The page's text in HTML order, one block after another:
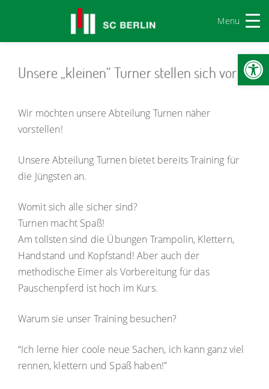
Menu
Unsere „kleinen“ Turner stellen sich vor
Wir möchten unsere Abteilung Turnen näher
vorstellen!
Unsere Abteilung Turnen bietet bereits Training für
die Jüngsten an.
Womit sich alle sicher sind?
Turnen macht Spaß!
Am tollsten sind die Übungen Trampolin, Klettern,
Handstand und Kopfstand! Aber auch der
methodische Eimer als Vorbereitung für das
Pauschenpferd ist hoch im Kurs.
Warum sie unser Training besuchen?
“Ich lerne hier coole neue Sachen, ich kann ganz viel
rennen, klettern und Spaß haben!”